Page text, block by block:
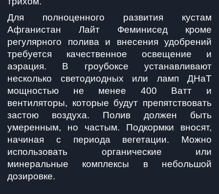
Для полноценного развития кустам
Афганистан Лайт Феминисед кроме
регулярного полива и внесения удобрений
требуется качественное освещение и
аэрация. В гроубоксе устанавливают
несколько светодиодных или ламп ДНаТ
мощностью не менее 400 Ватт и
вентиляторы, которые будут препятствовать
застою воздуха. Полив должен быть
умеренным, но частым. Подкормки вносят,
начиная с периода вегетации. Можно
использовать органические или
минеральные комплексы в небольшой
дозировке.